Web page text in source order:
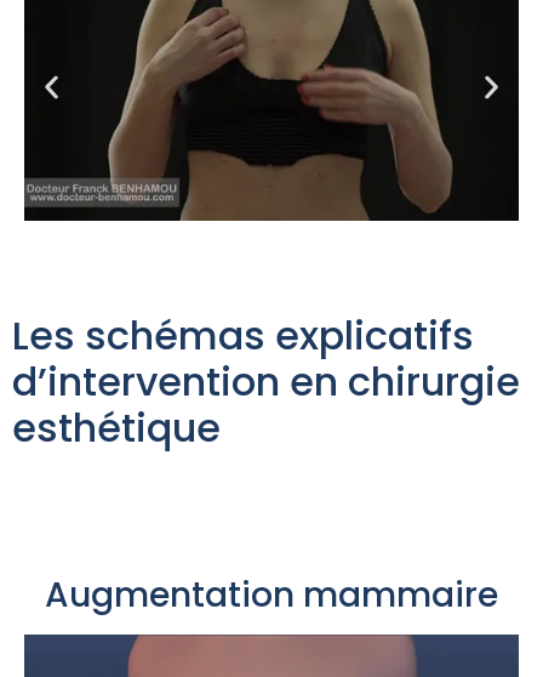
Les schémas explicatifs
d’intervention en chirurgie
esthétique
Augmentation mammaire